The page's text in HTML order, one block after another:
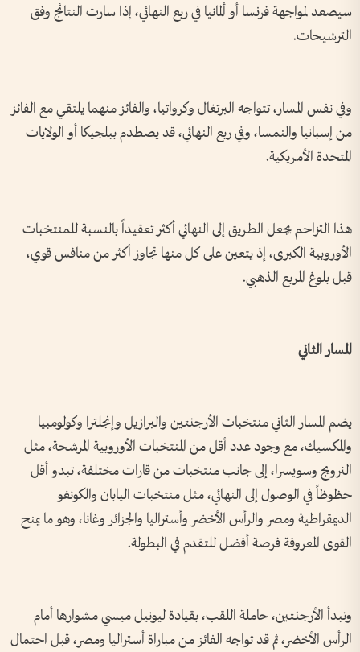
سيصعد لمواجهة فرنسا أو ألمانيا في ربع النهائي، إذا سارت النتائج وفق
الترشيحات.
وفي نفس المسار، تتواجه البرتغال وكرواتيا، والفائز منهما يلتقي مع الفائز
من إسبانيا والنمسا، وفي ربع النهائي، قد يصطدم ببلجيكا أو الولايات
المتحدة الأمريكية.
هذا التزاحم يجعل الطريق إلى النهائي أكثر تعقيداً بالنسبة للمنتخبات
الأوروبية الكبرى، إذ يتعين على كل منها تجاوز أكثر من منافس قوي،
قبل بلوغ المربع الذهبي.
المسار الثاني
يضم المسار الثاني منتخبات الأرجنتين والبرازيل وإنجلترا وكولومبيا
والمكسيك، مع وجود عدد أقل من المنتخبات الأوروبية المرشحة، مثل
النرويج وسويسرا، إلى جانب منتخبات من قارات مختلفة، تبدو أقل
حظوظاً في الوصول إلى النهائي، مثل منتخبات اليابان والكونغو
الديمقراطية ومصر والرأس الأخضر وأستراليا والجزائر وغانا، وهو ما يمنح
القوى المعروفة فرصة أفضل للتقدم في البطولة.
وتبدأ الأرجنتين، حاملة اللقب، بقيادة ليونيل ميسي مشوارها أمام
الرأس الأخضر، ثم قد تواجه الفائز من مباراة أستراليا ومصر، قبل احتمال